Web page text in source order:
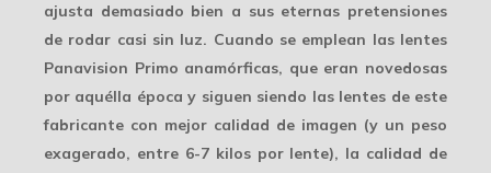
ajusta demasiado bien a sus eternas pretensiones
de rodar casi sin luz. Cuando se emplean las lentes
Panavision Primo anamórficas, que eran novedosas
por aquélla época y siguen siendo las lentes de este
fabricante con mejor calidad de imagen (y un peso
exagerado, entre 6-7 kilos por lente), la calidad de